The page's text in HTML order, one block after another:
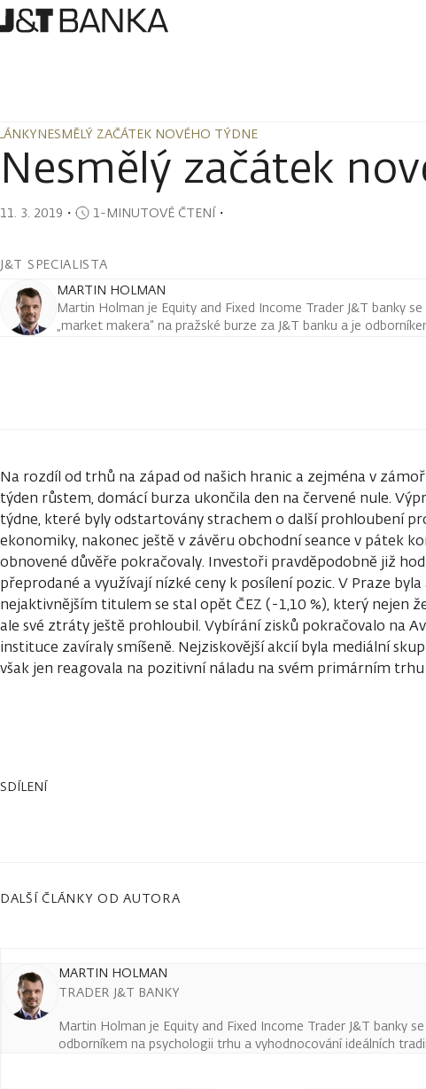
NESMĚLÝ ZAČÁTEK NOVÉHO TÝDNE
NESMĚLÝ ZAČÁTEK NOVÉHO TÝDNE
Nesmělý začátek
11. 3. 2019 ・ 1-MINUTOVÉ ČTENÍ・
J&T SPECIALISTA
MARTIN HOLMAN
Martin Holman je Equity and Fixed Income Trader J&T banky
„market makera“ na pražské burze za J&T banku a je
Na rozdíl od trhů na západ od našich hranic a zejména v
týden růstem, domácí burza ukončila den na červené nule.
týdne, které byly odstartovány strachem o další prohloubení
ekonomiky, nakonec ještě v závěru obchodní seance v pátek
obnovené důvěře pokračovaly. Investoři pravděpodobně již
přeprodané a využívají nízké ceny k posílení pozic. V Praze
nejaktivnějším titulem se stal opět ČEZ (-1,10 %), který nejen
ale své ztráty ještě prohloubil. Vybírání zisků pokračovalo na
instituce zavíraly smíšeně. Nejziskovější akcií byla mediální
však jen reagovala na pozitivní náladu na svém primárním trhu
SDÍLENÍ
DALŠÍ ČLÁNKY OD AUTORA
MARTIN HOLMAN
TRADER J&T BANKY
Martin Holman je Equity and Fixed Income Trader J&T banky
odborníkem na psychologii trhu a vyhodnocování ideálních